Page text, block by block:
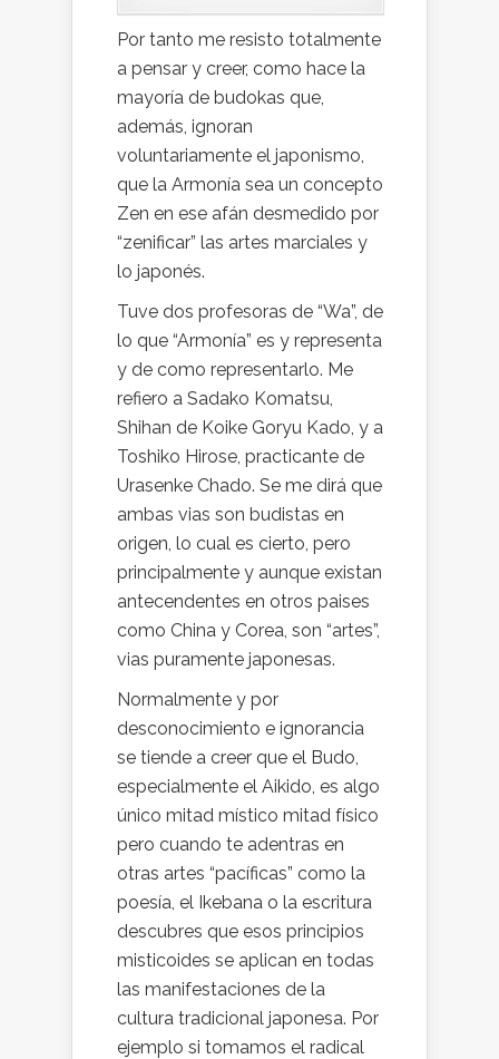
Por tanto me resisto totalmente
a pensar y creer, como hace la
mayoría de budokas que,
además, ignoran
voluntariamente el japonismo,
que la Armonía sea un concepto
Zen en ese afán desmedido por
“zenificar” las artes marciales y
lo japonés.
Tuve dos profesoras de “Wa”, de
lo que “Armonía” es y representa
y de como representarlo. Me
refiero a Sadako Komatsu,
Shihan de Koike Goryu Kado, y a
Toshiko Hirose, practicante de
Urasenke Chado. Se me dirá que
ambas vias son budistas en
origen, lo cual es cierto, pero
principalmente y aunque existan
antecendentes en otros paises
como China y Corea, son “artes”,
vias puramente japonesas.
Normalmente y por
desconocimiento e ignorancia
se tiende a creer que el Budo,
especialmente el Aikido, es algo
único mitad místico mitad físico
pero cuando te adentras en
otras artes “pacíficas” como la
poesía, el Ikebana o la escritura
descubres que esos principios
misticoides se aplican en todas
las manifestaciones de la
cultura tradicional japonesa. Por
ejemplo si tomamos el radical